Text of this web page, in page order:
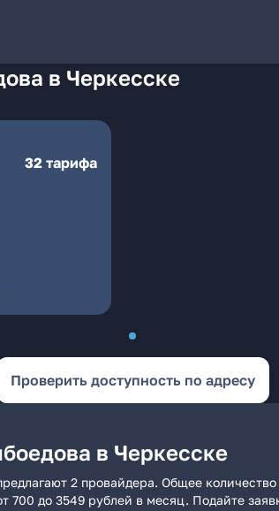
в Черкесске
32 тарифа
Проверить доступность по адресу
в Черкесске
2 провайдера. Общее
700 до 3549 рублей в месяц. Подайте